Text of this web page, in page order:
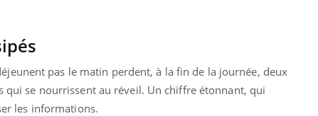
pas le matin perdent, à la fin de la journée, deux
qui se nourrissent au réveil. Un chiffre étonnant, qui
les informations.